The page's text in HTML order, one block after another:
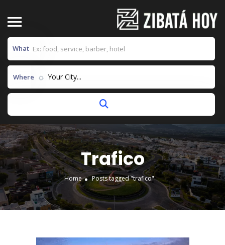
What
Where Your City...
Trafico
Home Posts tagged "trafico"